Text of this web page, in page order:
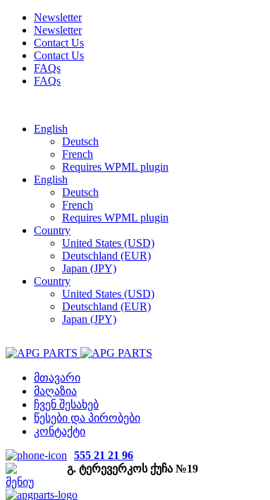
Newsletter
Newsletter
Contact Us
Contact Us
FAQs
FAQs
English
Deutsch
French
Requires WPML plugin
English
Deutsch
French
Requires WPML plugin
Country
United States (USD)
Deutschland (EUR)
Japan (JPY)
Country
United States (USD)
Deutschland (EUR)
Japan (JPY)
მთავარი
მაღაზია
ჩვენ შესახებ
წესები და პირობები
კონტაქტი
555 21 21 96
გ. ტერევერკოს ქუჩა №19
მენიუ